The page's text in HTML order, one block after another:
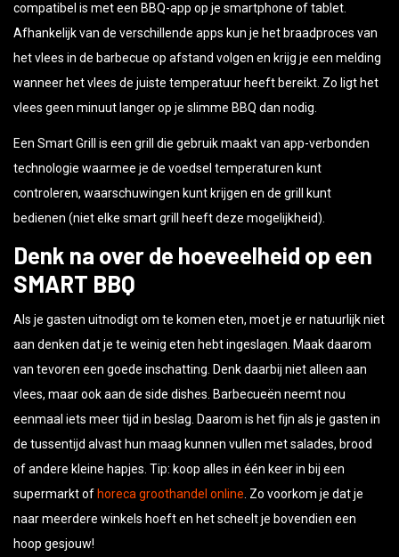
Afhankelijk van de verschillende apps kun je het braadproces van
het vlees in de barbecue op afstand volgen en krijg je een melding
wanneer het vlees de juiste temperatuur heeft bereikt. Zo ligt het
vlees geen minuut langer op je slimme BBQ dan nodig.
technologie waarmee je de voedsel temperaturen kunt
controleren, waarschuwingen kunt krijgen en de grill kunt
bedienen (niet elke smart grill heeft deze mogelijkheid).
SMART BBQ
aan denken dat je te weinig eten hebt ingeslagen. Maak daarom
van tevoren een goede inschatting. Denk daarbij niet alleen aan
vlees, maar ook aan de side dishes. Barbecueën neemt nou
eenmaal iets meer tijd in beslag. Daarom is het fijn als je gasten in
de tussentijd alvast hun maag kunnen vullen met salades, brood
of andere kleine hapjes. Tip: koop alles in één keer in bij een
supermarkt ofhoreca groothandel online . Zo voorkom je dat je
naar meerdere winkels hoeft en het scheelt je bovendien een
hoop gesjouw!